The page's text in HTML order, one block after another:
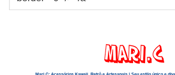
Mari.C: Acessórios Kawaii, Retrô e Artesanais | Seu estilo único e